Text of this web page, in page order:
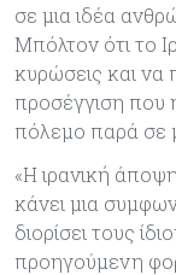
σε μια ιδέα
Μπόλτον ότι το
κυρώσεις και να
προσέγγιση που
πόλεμο παρά σε
«Η ιρανική
κάνει μια
διορίσει τους
προηγούμενη